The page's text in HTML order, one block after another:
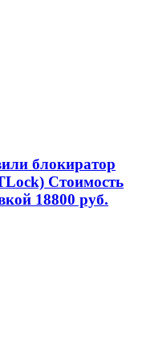
блокиратор
Стоимость
18800 руб.